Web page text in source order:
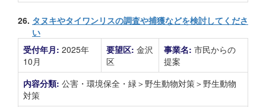
26. タヌキやタイワンリスの調査や捕獲などを検討してくださ
い
受付年月: 2025年
10月
要望区: 金沢
区
事業名: 市民からの
提案
内容分類: 公害・環境保全・緑＞野生動物対策＞野生動物
対策